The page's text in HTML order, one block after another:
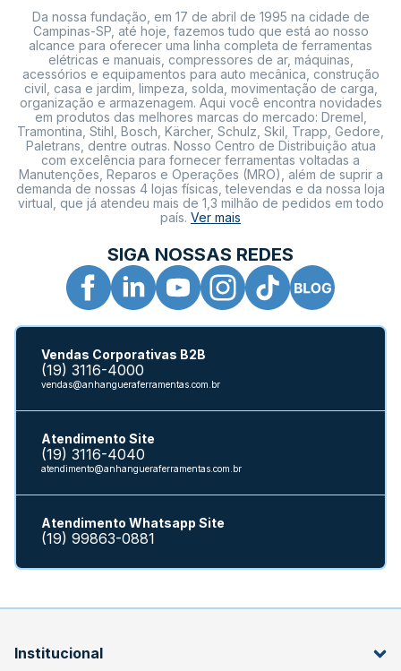
Da nossa fundação, em 17 de abril de 1995 na cidade de
Campinas-SP, até hoje, fazemos tudo que está ao nosso
alcance para oferecer uma linha completa de ferramentas
elétricas e manuais, compressores de ar, máquinas,
acessórios e equipamentos para auto mecânica, construção
civil, casa e jardim, limpeza, solda, movimentação de carga,
organização e armazenagem. Aqui você encontra novidades
em produtos das melhores marcas do mercado: Dremel,
Tramontina, Stihl, Bosch, Kärcher, Schulz, Skil, Trapp, Gedore,
Paletrans, dentre outras. Nosso Centro de Distribuição atua
com excelência para fornecer ferramentas voltadas a
Manutenções, Reparos e Operações (MRO), além de suprir a
demanda de nossas 4 lojas físicas, televendas e da nossa loja
virtual, que já atendeu mais de 1,3 milhão de pedidos em todo
país. Ver mais
SIGA NOSSAS REDES
Vendas Corporativas B2B
(19) 3116-4000
vendas@anhangueraferramentas.com.br
Atendimento Site
(19) 3116-4040
atendimento@anhangueraferramentas.com.br
Atendimento Whatsapp Site
(19) 99863-0881
Institucional